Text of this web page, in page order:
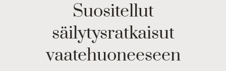
Suositellut
säilytysratkaisut
vaatehuoneeseen